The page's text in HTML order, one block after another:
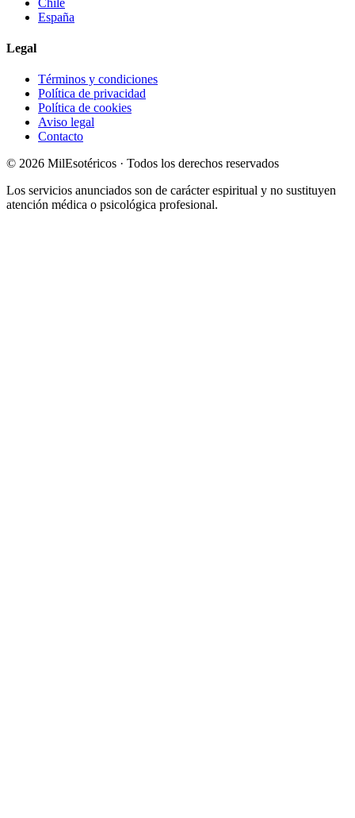
España
Legal
Términos y condiciones
Política de privacidad
Política de cookies
Aviso legal
Contacto
© 2026 MilEsotéricos · Todos los derechos reservados
Los servicios anunciados son de carácter espiritual y no sustituyen
atención médica o psicológica profesional.